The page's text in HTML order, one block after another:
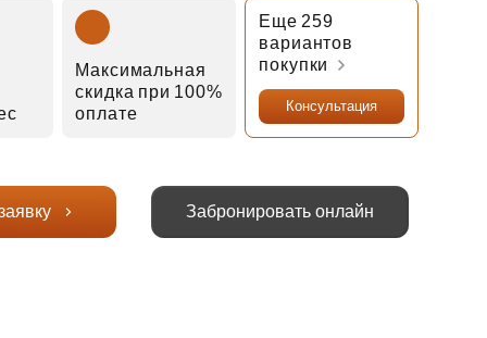
Максимальная
скидка при 100%
оплате
Еще 259
вариантов
покупки
Консультация
Забронировать онлайн